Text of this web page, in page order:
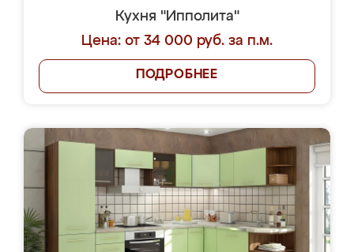
Кухня "Ипполита"
Цена: от 34 000 руб. за п.м.
ПОДРОБНЕЕ